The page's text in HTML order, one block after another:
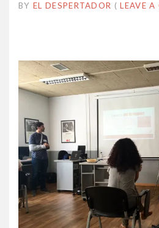
BY EL DESPERTADOR ON
6
•(LEAVE